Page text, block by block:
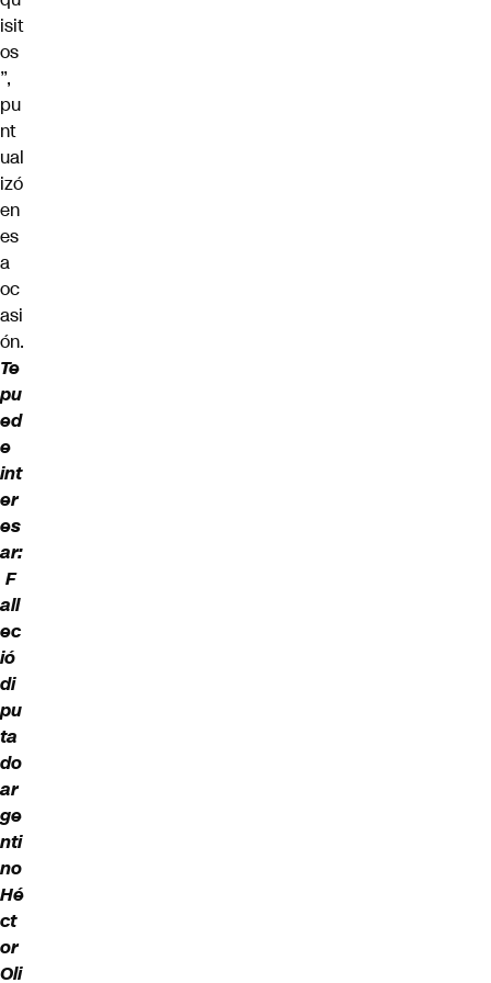
isit
os
”,
pu
nt
ual
izó
en
es
a
oc
asi
ón.
Te
pu
ed
e
int
er
es
ar:
F
all
ec
ió
di
pu
ta
do
ar
ge
nti
no
Hé
ct
or
Oli